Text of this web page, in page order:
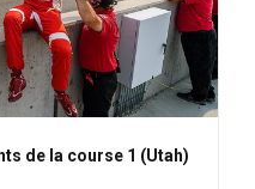
de la course 1 (Utah)